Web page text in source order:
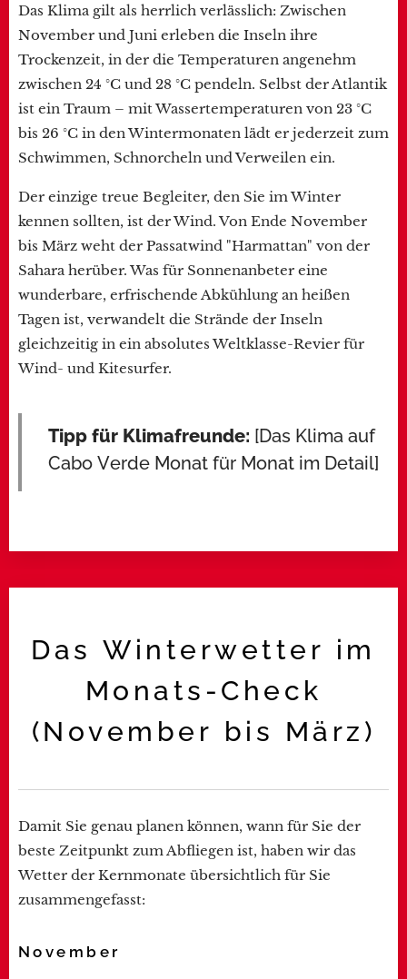
Das Klima gilt als herrlich verlässlich: Zwischen
November und Juni erleben die Inseln ihre
Trockenzeit, in der die Temperaturen angenehm
zwischen 24 °C und 28 °C pendeln. Selbst der Atlantik
ist ein Traum – mit Wassertemperaturen von 23 °C
bis 26 °C in den Wintermonaten lädt er jederzeit zum
Schwimmen, Schnorcheln und Verweilen ein.
Der einzige treue Begleiter, den Sie im Winter
kennen sollten, ist der Wind. Von Ende November
bis März weht der Passatwind "Harmattan" von der
Sahara herüber. Was für Sonnenanbeter eine
wunderbare, erfrischende Abkühlung an heißen
Tagen ist, verwandelt die Strände der Inseln
gleichzeitig in ein absolutes Weltklasse-Revier für
Wind- und Kitesurfer.
Tipp für Klimafreunde: [Das Klima auf
Cabo Verde Monat für Monat im Detail]
Das Winterwetter im
Monats-Check
(November bis März)
Damit Sie genau planen können, wann für Sie der
beste Zeitpunkt zum Abfliegen ist, haben wir das
Wetter der Kernmonate übersichtlich für Sie
zusammengefasst:
November